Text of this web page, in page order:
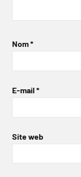
Nom*
E-mail *
Site web